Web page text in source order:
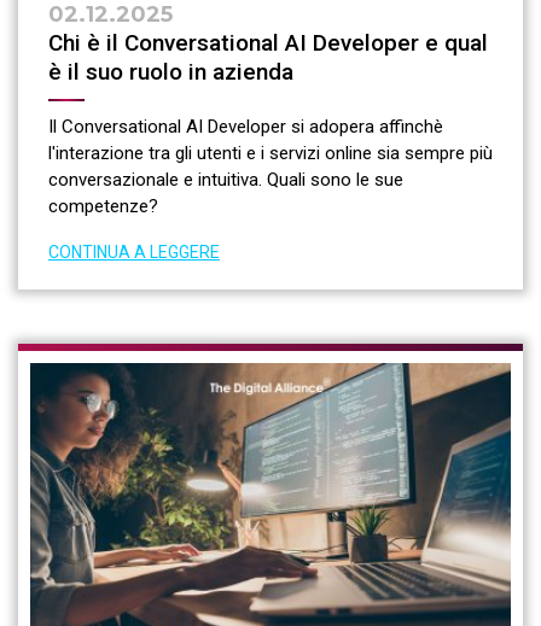
02.12.2025
Chi è il Conversational AI Developer e qual
è il suo ruolo in azienda
Il Conversational AI Developer si adopera affinchè
l'interazione tra gli utenti e i servizi online sia sempre più
conversazionale e intuitiva. Quali sono le sue
competenze?
CONTINUA A LEGGERE